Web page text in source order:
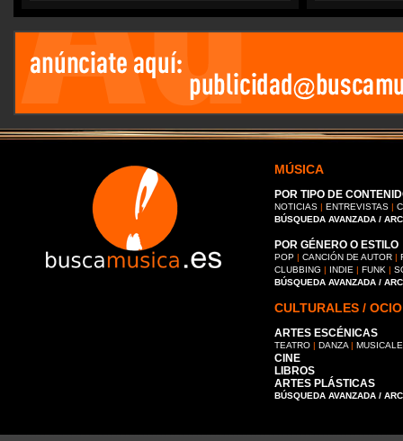
MÚSICA
POR TIPO DE
NOTICIAS | ENTREVISTAS |
BÚSQUEDA AVANZADA /
POR GÉNERO O ESTILO
POP | CANCIÓN DE AUTOR |
CLUBBING | INDIE | FUNK |
BÚSQUEDA AVANZADA /
CULTURALES / OCIO
ARTES ESCÉNICAS
TEATRO | DANZA |
CINE
LIBROS
ARTES PLÁSTICAS
BÚSQUEDA AVANZADA /